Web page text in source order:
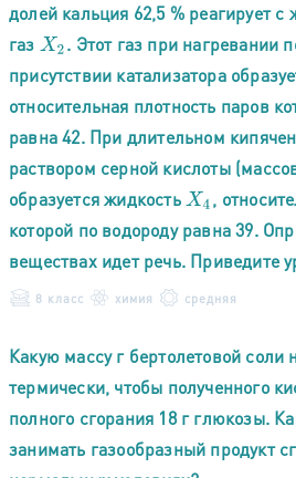
долей кальция 62,5 % реагирует с
газ X2 . Этот газ при нагревании
присутствии катализатора
относительная плотность паров
равна 42. При длительном
раствором серной кислоты
образуется жидкостьX4 ,
которой по водороду равна 39.
веществах идет речь. Приведите
8 класс химия средняя
Какую массу г бертолетовой соли
термически, чтобы полученного
полного сгорания 18 г глюкозы.
занимать газообразный продукт